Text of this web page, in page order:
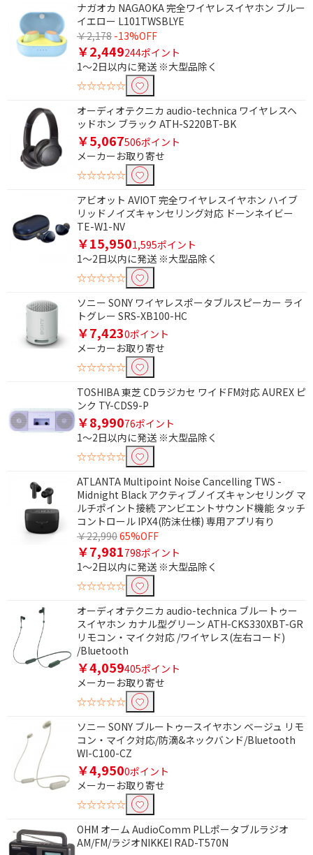
ナガオカ NAGAOKA 完全ワイヤレスイヤホン ブルー
イエロー L101TWSBLYE
￥2,178 -13%OFF
￥2,449244ポイント
1～2日以内に発送 ※大型品除く
☆☆☆☆☆
オーディオテクニカ audio-technica ワイヤレスヘ
ッドホン ブラック ATH-S220BT-BK
￥5,067506ポイント
メーカーお取り寄せ
☆☆☆☆☆
アビオット AVIOT 完全ワイヤレスイヤホン ハイブ
リッドノイズキャンセリング対応 ドーンネイビー
TE-W1-NV
￥15,9501,595ポイント
1～2日以内に発送 ※大型品除く
☆☆☆☆☆
ソニー SONY ワイヤレスポータブルスピーカー ライ
トグレー SRS-XB100-HC
￥7,4230ポイント
メーカーお取り寄せ
☆☆☆☆☆
TOSHIBA 東芝 CDラジカセ ワイドFM対応 AUREX ピ
ンク TY-CDS9-P
￥8,99076ポイント
1～2日以内に発送 ※大型品除く
☆☆☆☆☆
ATLANTA Multipoint Noise Cancelling TWS -
Midnight Black アクティブノイズキャンセリング マ
ルチポイント接続 アンビエントサウンド機能 タッチ
コントロール IPX4(防沫仕様) 専用アプリ有り
￥22,99065%OFF
￥7,981798ポイント
1～2日以内に発送 ※大型品除く
☆☆☆☆☆
オーディオテクニカ audio-technica ブルートゥー
スイヤホン カナル型グリーン ATH-CKS330XBT-GR
リモコン・マイク対応 /ワイヤレス(左右コード)
/Bluetooth
￥4,059405ポイント
メーカーお取り寄せ
☆☆☆☆☆
ソニー SONY ブルートゥースイヤホン ベージュ リモ
コン・マイク対応/防滴&ネックバンド/Bluetooth
WI-C100-CZ
￥4,9500ポイント
メーカーお取り寄せ
☆☆☆☆☆
OHM オーム AudioComm PLLポータブルラジオ
AM/FM/ラジオNIKKEI RAD-T570N
円~
ブランド名で絞り込む
Eolia（エオリア）
電源で絞り込む
バスパワー
便利&快適機能で絞り込む
ふろ水ポンプ 歩数計機能
高さで絞り込む
1400～1600mm未満
ドア数で絞り込む
1ドア
電源方式で絞り込む
コード式
USB電源
形状で絞り込む
HDMI⇔MicroUSB
防水で絞り込む
防水非対応
奥行(外形・ハンドル除く)で絞り込む
451mm以上
容量で絞り込む
16GB
フタの種類で絞り込む
プッシュ式
防水機能で絞り込む
防水機能なし
防滴